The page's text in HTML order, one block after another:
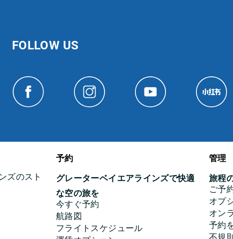
FOLLOW US
ズのスト
予約
グレーターベイエアラインズで快適
な空の旅を
今すぐ予約
航路図
フライトスケジュール
管理
旅程
ご予
オプ
オン
予約